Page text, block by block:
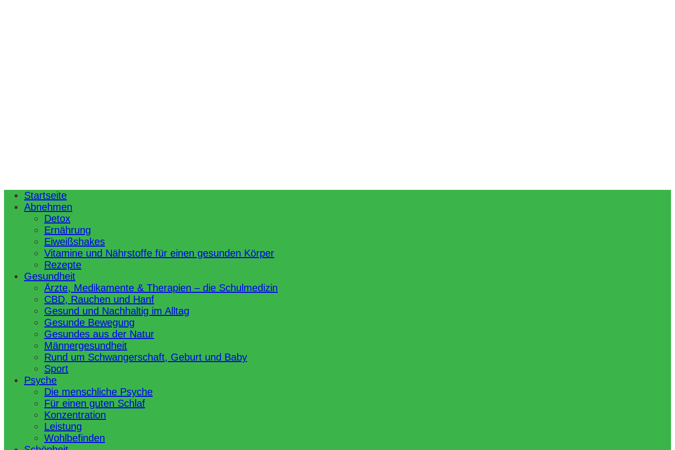
Startseite
Abnehmen
Detox
Ernährung
Eiweißshakes
Vitamine und Nährstoffe für einen gesunden Körper
Rezepte
Gesundheit
Ärzte, Medikamente & Therapien – die Schulmedizin
CBD, Rauchen und Hanf
Gesund und Nachhaltig im Alltag
Gesunde Bewegung
Gesundes aus der Natur
Männergesundheit
Rund um Schwangerschaft, Geburt und Baby
Sport
Psyche
Die menschliche Psyche
Für einen guten Schlaf
Konzentration
Leistung
Wohlbefinden